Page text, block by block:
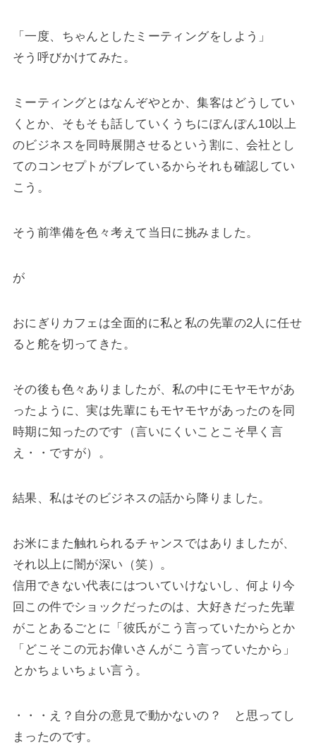
「一度、ちゃんとしたミーティングをしよう」
そう呼びかけてみた。
ミーティングとはなんぞやとか、集客はどうしてい
くとか、そもそも話していくうちにぽんぽん10以上
のビジネスを同時展開させるという割に、会社とし
てのコンセプトがブレているからそれも確認してい
こう。
そう前準備を色々考えて当日に挑みました。
が
おにぎりカフェは全面的に私と私の先輩の2人に任せ
ると舵を切ってきた。
その後も色々ありましたが、私の中にモヤモヤがあ
ったように、実は先輩にもモヤモヤがあったのを同
時期に知ったのです（言いにくいことこそ早く言
え・・ですが）。
結果、私はそのビジネスの話から降りました。
お米にまた触れられるチャンスではありましたが、
それ以上に闇が深い（笑）。
信用できない代表にはついていけないし、何より今
回この件でショックだったのは、大好きだった先輩
がことあるごとに「彼氏がこう言っていたからとか
「どこそこの元お偉いさんがこう言っていたから」
とかちょいちょい言う。
・・・え？自分の意見で動かないの？ と思ってし
まったのです。